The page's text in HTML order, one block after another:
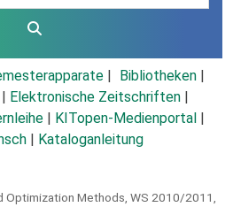
Bibliotheken
Elektronische Zeitschriften
KITopen-Medienportal
Kataloganleitung
Optimization Methods, WS 2010/2011,